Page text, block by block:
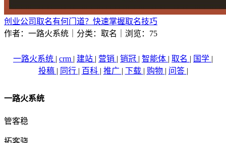
创业公司取名有何门道？快速掌握取名技巧
作者：一路火系统｜分类：取名｜浏览：75
一路火系统 | crm | 建站 | 营销 | 销冠 | 智能体 | 取名 | 国学 |
投稿 | 同行 | 百科 | 推广 | 下载 | 购物 | 问答 |
一路火系统
管客稳